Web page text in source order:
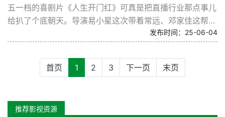
五一档的喜剧片《人生开门红》可真是把直播行业那点事儿
给扒了个底朝天。导演易小星这次带着常远、邓家佳这帮喜
剧咖，直接把镜头怼进了直播间，让你看看那些网红...
发布时间：25-06-04
首页 1 2 3 下一页 末页
推荐影视资源